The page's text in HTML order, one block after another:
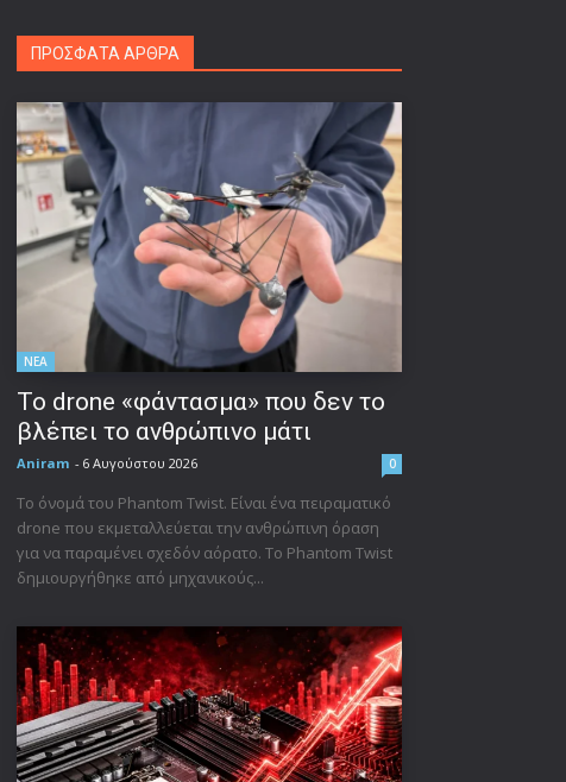
ΠΡΟΣΦΑΤΑ ΑΡΘΡΑ
ΝΕΑ
Το drone «φάντασμα» που δεν το
βλέπει το ανθρώπινο μάτι
Aniram - 6 Αυγούστου 2026 0
Το όνομά του Phantom Twist. Είναι ένα πειραματικό
drone που εκμεταλλεύεται την ανθρώπινη όραση
για να παραμένει σχεδόν αόρατο. Το Phantom Twist
δημιουργήθηκε από μηχανικούς...